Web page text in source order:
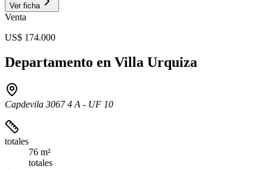
Ver ficha
Venta
US$ 174.000
Departamento en Villa Urquiza
Capdevila 3067 4 A - UF 10
totales
76 m²
totales